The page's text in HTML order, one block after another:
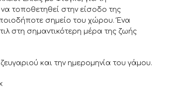
τοποθετηθεί στην είσοδο της
σημείο του χώρου. Ένα
στη σημαντικότερη μέρα της ζωής
και την ημερομηνία του γάμου.